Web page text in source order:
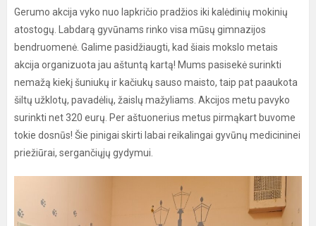
Gerumo akcija vyko nuo lapkričio pradžios iki kalėdinių mokinių
atostogų. Labdarą gyvūnams rinko visa mūsų gimnazijos
bendruomenė. Galime pasidžiaugti, kad šiais mokslo metais
akcija organizuota jau aštuntą kartą! Mums pasisekė surinkti
nemažą kiekį šuniukų ir kačiukų sauso maisto, taip pat paaukota
šiltų užklotų, pavadėlių, žaislų mažyliams. Akcijos metu pavyko
surinkti net 320 eurų. Per aštuonerius metus pirmąkart buvome
tokie dosnūs! Šie pinigai skirti labai reikalingai gyvūnų medicininei
priežiūrai, sergančiųjų gydymui.